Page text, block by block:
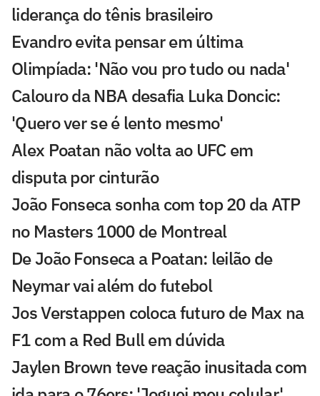
liderança do tênis brasileiro
Evandro evita pensar em última
Olimpíada: 'Não vou pro tudo ou nada'
Calouro da NBA desafia Luka Doncic:
'Quero ver se é lento mesmo'
Alex Poatan não volta ao UFC em
disputa por cinturão
João Fonseca sonha com top 20 da ATP
no Masters 1000 de Montreal
De João Fonseca a Poatan: leilão de
Neymar vai além do futebol
Jos Verstappen coloca futuro de Max na
F1 com a Red Bull em dúvida
Jaylen Brown teve reação inusitada com